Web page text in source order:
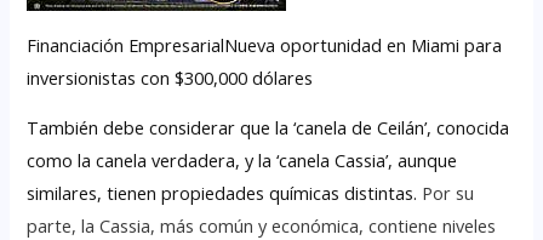
Financiación EmpresarialNueva oportunidad en Miami para
inversionistas con $300,000 dólares
También debe considerar que la ‘canela de Ceilán’, conocida
como la canela verdadera, y la ‘canela Cassia’, aunque
similares, tienen propiedades químicas distintas. Por su
parte, la Cassia, más común y económica, contiene niveles